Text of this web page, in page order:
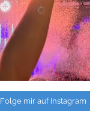
Folge mir auf Instagram